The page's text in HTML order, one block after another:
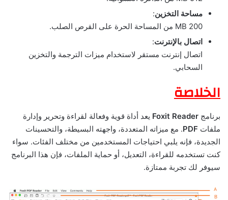
مساحة التخزين:
200 MB من المساحة الحرة على القرص الصلب.
اتصال بالإنترنت:
اتصال إنترنت مستقر لاستخدام ميزات الترجمة والتخزين
السحابي.
الخلاصة
برنامج Foxit Reader يعد أداة قوية وفعالة لقراءة وتحرير وإدارة
ملفات PDF. مع ميزاته المتعددة، واجهته البسيطة، والتحسينات
الجديدة، فإنه يلبي احتياجات المستخدمين من مختلف الفئات. سواء
كنت تستخدمه للقراءة، التعديل، أو حماية الملفات، فإن هذا البرنامج
سيوفر لك تجربة ممتازة.